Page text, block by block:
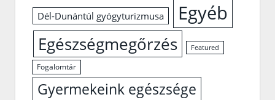
Dél-Dunántúl gyógyturizmusa Egyéb
Egészségmegőrzés Featured
Fogalomtár
Gyermekeink egészsége